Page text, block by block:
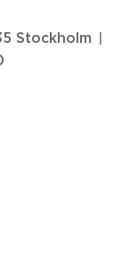
Stockholm